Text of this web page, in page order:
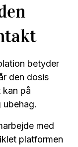
betyder
den dosis
på
med
platformen